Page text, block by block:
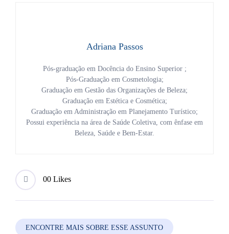
Adriana Passos
Pós-graduação em Docência do Ensino Superior ;
Pós-Graduação em Cosmetologia;
Graduação em Gestão das Organizações de Beleza;
Graduação em Estética e Cosmética;
Graduação em Administração em Planejamento Turístico;
Possui experiência na área de Saúde Coletiva, com ênfase em
Beleza, Saúde e Bem-Estar.
00 Likes
ENCONTRE MAIS SOBRE ESSE ASSUNTO